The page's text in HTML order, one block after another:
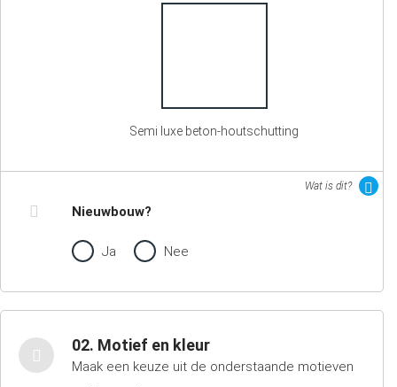
Semi luxe beton-houtschutting
Wat is dit?
Nieuwbouw?
Ja Nee
02. Motief en kleur
Maak een keuze uit de onderstaande motieven